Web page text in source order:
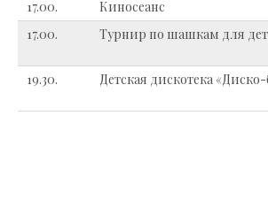
17.00. Киносеанс
17.00.
Турнир по шашкам для
19.30.
Детская дискотека